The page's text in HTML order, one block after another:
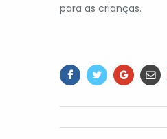
para as crianças.